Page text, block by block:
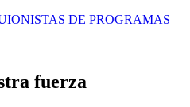
DE PROGRAMAS
fuerza